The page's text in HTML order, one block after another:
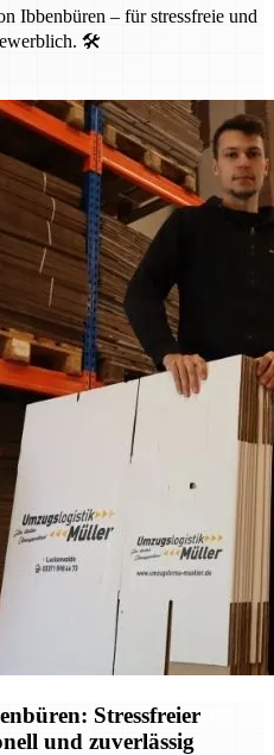
Ibbenbüren – für stressfreie und
🛠️
Stressfreier
und zuverlässig